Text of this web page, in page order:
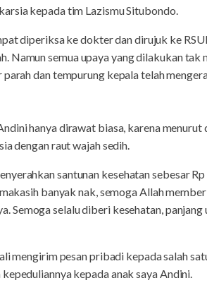
kepada tim Lazismu Situbondo.
diperiksa ke dokter dan dirujuk ke
Namun semua upaya yang dilakukan
dan tempurung kepala telah
hanya dirawat biasa, karena
dengan raut wajah sedih.
santunan kesehatan sebesar
banyak nak, semoga Allah
Semoga selalu diberi kesehatan,
mengirim pesan pribadi kepada salah
kepada anak saya Andini.